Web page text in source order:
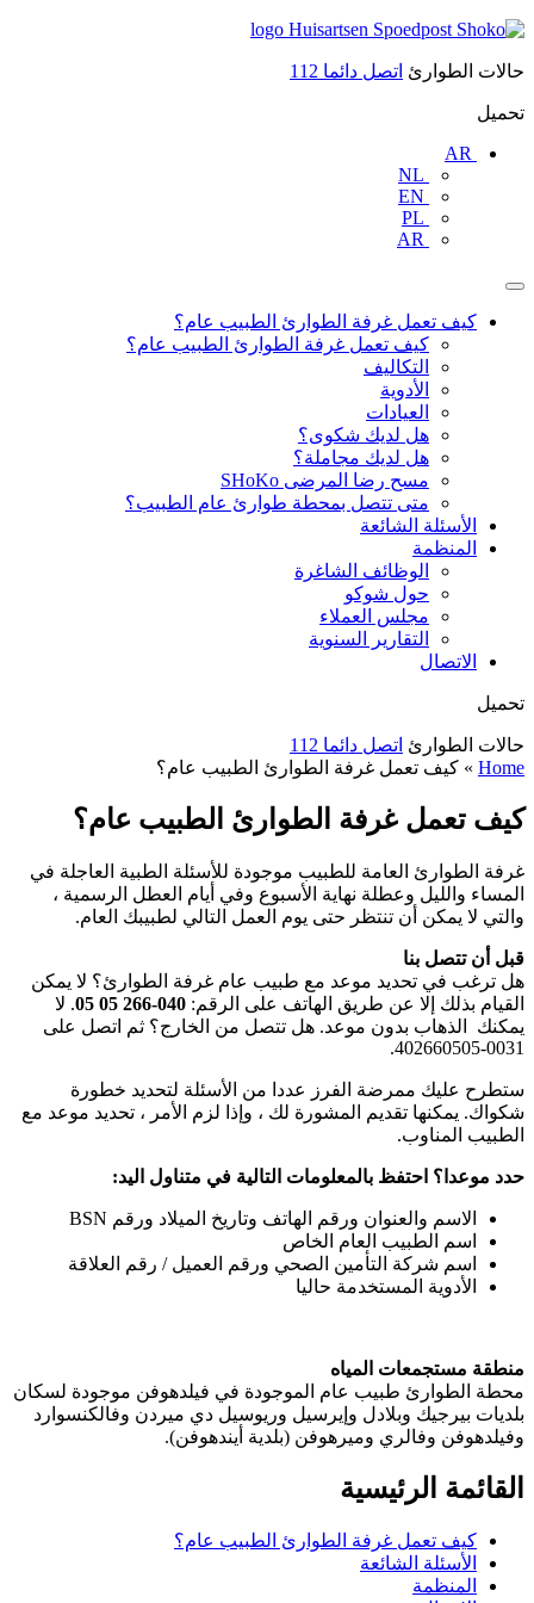
تخطى
المحتوى
Huisartsen
حالات الطوارئ اتصل دائما 112
تحميل
AR
NL
EN
PL
AR
كيف تعمل غرفة الطوارئ الطبيب عام؟
كيف تعمل غرفة الطوارئ الطبيب عام؟
التكاليف
الأدوية
العيادات
هل لديك شكوى؟
هل لديك مجاملة؟
مسح رضا المرضى SHoKo
متى تتصل بمحطة طوارئ عام الطبيب؟
الأسئلة الشائعة
المنظمة
الوظائف الشاغرة
حول شوكو
مجلس العملاء
التقارير السنوية
الاتصال
تحميل
حالات الطوارئ اتصل دائما 112
Home
» كيف تعمل غرفة الطوارئ الطبيب عام؟
كيف تعمل غرفة الطوارئ الطبيب عام؟
غرفة الطوارئ العامة للطبيب موجودة للأسئلة الطبية العاجلة في
المساء والليل وعطلة نهاية الأسبوع وفي أيام العطل الرسمية ،
والتي لا يمكن أن تنتظر حتى يوم العمل التالي لطبيبك العام.
قبل أن تتصل بنا
هل ترغب في تحديد موعد مع طبيب عام غرفة الطوارئ؟ لا يمكن
القيام بذلك إلا عن طريق الهاتف على الرقم: 040-266 05 05
. لا
يمكنك الذهاب بدون موعد. هل تتصل من الخارج؟ ثم اتصل على
0031-402660505.
ستطرح عليك ممرضة الفرز عددا من الأسئلة لتحديد خطورة
شكواك. يمكنها تقديم المشورة لك ، وإذا لزم الأمر ، تحديد موعد مع
الطبيب المناوب.
حدد موعدا؟ احتفظ بالمعلومات التالية في متناول اليد:
الاسم والعنوان ورقم الهاتف وتاريخ الميلاد ورقم BSN
اسم الطبيب العام الخاص
اسم شركة التأمين الصحي ورقم العميل / رقم العلاقة
الأدوية المستخدمة حاليا
منطقة مستجمعات المياه
محطة الطوارئ طبيب عام الموجودة في فيلدهوفن موجودة لسكان
بلديات بيرجيك وبلادل وإيرسيل وريوسيل دي ميردن وفالكنسوارد
وفيلدهوفن وفالري وميرهوفن (بلدية أيندهوفن).
القائمة الرئيسية
كيف تعمل غرفة الطوارئ الطبيب عام؟
الأسئلة الشائعة
المنظمة